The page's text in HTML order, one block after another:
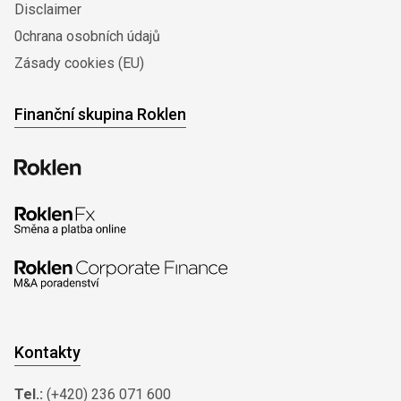
Disclaimer
0chrana osobních údajů
Zásady cookies (EU)
Finanční skupina Roklen
Kontakty
Tel.: (+420) 236 071 600